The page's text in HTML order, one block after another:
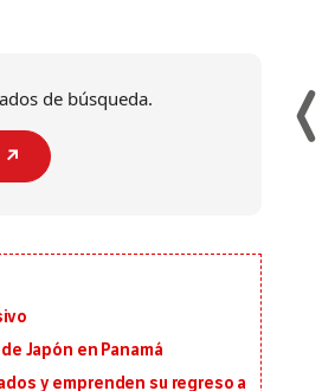
de búsqueda.
↗️
Japón en Panamá
y emprenden su regreso a
terremoto de magnitud
registró este martes 28 de